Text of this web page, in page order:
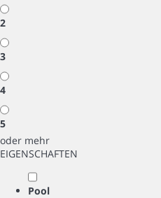
2
3
4
5
oder mehr
EIGENSCHAFTEN
Pool